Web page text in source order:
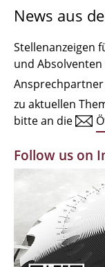
Institute
Zeichensäle
MBW |
Alumni |
Dokumente
News aus
Stellenanzeigen
und
zu aktuellen
bitte an die
Follow us on